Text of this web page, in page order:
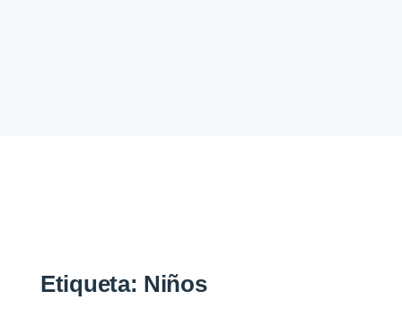
Etiqueta: Niños